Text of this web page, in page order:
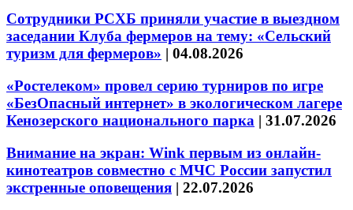
Сотрудники РСХБ приняли участие в выездном
заседании Клуба фермеров на тему: «Сельский
туризм для фермеров» | 04.08.2026
«Ростелеком» провел серию турниров по игре
«БезОпасный интернет» в экологическом лагере
Кенозерского национального парка | 31.07.2026
Внимание на экран: Wink первым из онлайн-
кинотеатров совместно с МЧС России запустил
экстренные оповещения | 22.07.2026